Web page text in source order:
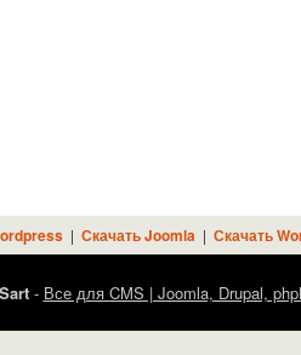
| Скачать Joomla | Скачать
- Все для CMS | Joomla, Drupal,